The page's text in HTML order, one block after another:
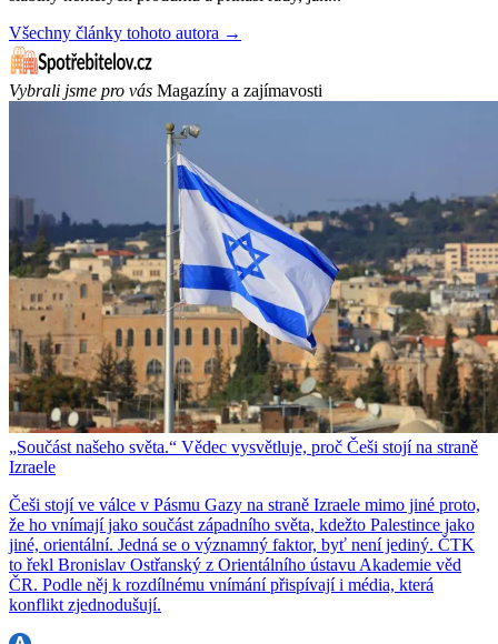
Všechny články tohoto autora →
Vybrali jsme pro vás Magazíny a zajímavosti
„Součást našeho světa.“ Vědec vysvětluje, proč Češi stojí na straně
Izraele
Češi stojí ve válce v Pásmu Gazy na straně Izraele mimo jiné proto,
že ho vnímají jako součást západního světa, kdežto Palestince jako
jiné, orientální. Jedná se o významný faktor, byť není jediný. ČTK
to řekl Bronislav Ostřanský z Orientálního ústavu Akademie věd
ČR. Podle něj k rozdílnému vnímání přispívají i média, která
konflikt zjednodušují.